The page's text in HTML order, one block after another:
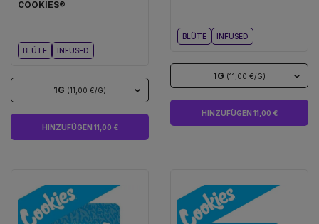
COOKIES®
BLÜTE INFUSED
1G (11,00 €/G)
HINZUFÜGEN 11,00 €
BLÜTE INFUSED
1G (11,00 €/G)
HINZUFÜGEN 11,00 €